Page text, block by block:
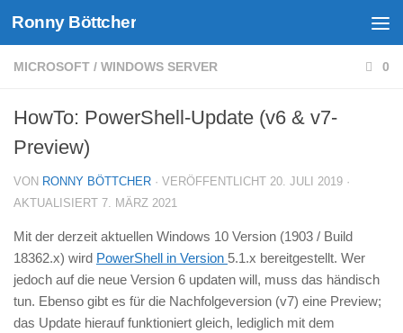
Unter dem Inhalt
Ronny Böttcher
MICROSOFT / WINDOWS SERVER 0
HowTo: PowerShell-Update (v6 & v7-
Preview)
VON RONNY BÖTTCHER · VERÖFFENTLICHT 20. JULI 2019 ·
AKTUALISIERT 7. MÄRZ 2021
Mit der derzeit aktuellen Windows 10 Version (1903 / Build
18362.x) wird PowerShell in Version 5.1.x bereitgestellt. Wer
jedoch auf die neue Version 6 updaten will, muss das händisch
tun. Ebenso gibt es für die Nachfolgeversion (v7) eine Preview;
das Update hierauf funktioniert gleich, lediglich mit dem